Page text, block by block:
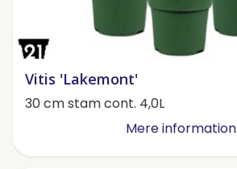
Vitis 'Lakemont'
30 cm stam cont. 4,0L
Mere information